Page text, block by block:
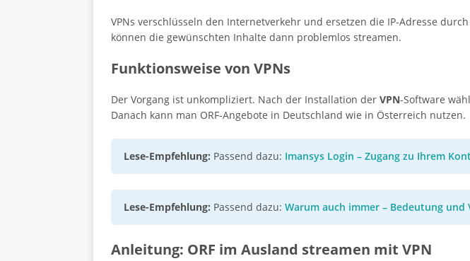
VPNs verschlüsseln den Internetverkehr und ersetzen die IP-Adresse
können die gewünschten Inhalte dann problemlos streamen.
Funktionsweise von VPNs
Der Vorgang ist unkompliziert. Nach der Installation der VPN-Software
Danach kann man ORF-Angebote in Deutschland wie in Österreich nutzen.
Lese-Empfehlung: Passend dazu: Imansys Login – Zugang zu Ihrem
Lese-Empfehlung: Passend dazu: Warum auch immer – Bedeutung und
Anleitung: ORF im Ausland streamen mit VPN